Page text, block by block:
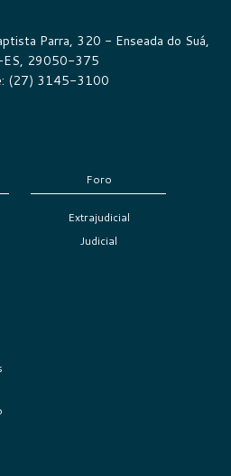
Parra, 320 - Enseada do Suá,
ES, 29050-375
(27) 3145-3100
Foro
Extrajudicial
Judicial